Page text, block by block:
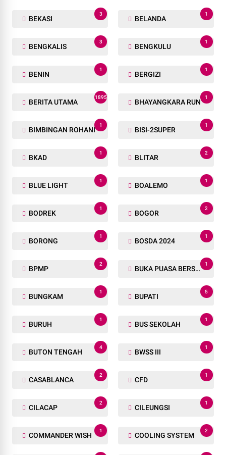
BEKASI
3
BELANDA
1
BENGKALIS
3
BENGKULU
1
BENIN
1
BERGIZI
1
BERITA UTAMA
1895
BHAYANGKARA RUN
1
BIMBINGAN ROHANI
1
BISI-2SUPER
1
BKAD
1
BLITAR
2
BLUE LIGHT
1
BOALEMO
1
BODREK
1
BOGOR
2
BORONG
1
BOSDA 2024
1
BPMP
2
BUKA PUASA BERSAMA
1
BUNGKAM
1
BUPATI
5
BURUH
1
BUS SEKOLAH
1
BUTON TENGAH
4
BWSS III
1
CASABLANCA
2
CFD
1
CILACAP
2
CILEUNGSI
1
COMMANDER WISH
1
COOLING SYSTEM
2